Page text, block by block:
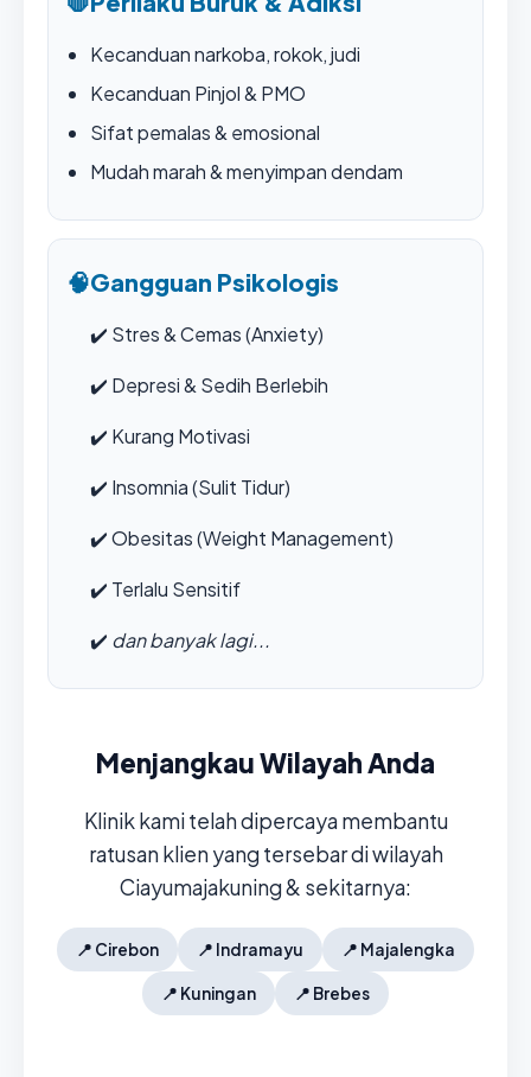
Kecanduan narkoba, rokok, judi
Kecanduan Pinjol & PMO
Sifat pemalas & emosional
Mudah marah & menyimpan dendam
🧠Gangguan Psikologis
✔️ Stres & Cemas (Anxiety)
✔️ Depresi & Sedih Berlebih
✔️ Kurang Motivasi
✔️ Insomnia (Sulit Tidur)
✔️Obesitas (Weight Management)
✔️ Terlalu Sensitif
✔️ dan banyak lagi...
Menjangkau Wilayah Anda
Klinik kami telah dipercaya membantu
ratusan klien yang tersebar di wilayah
Ciayumajakuning & sekitarnya:
📍 Cirebon 📍 Indramayu 📍 Majalengka
📍 Kuningan 📍 Brebes